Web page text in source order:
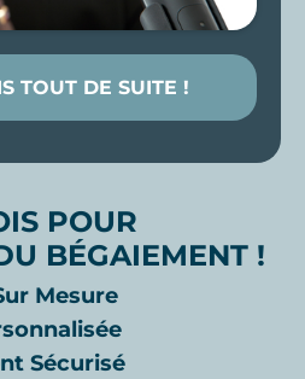
TOUT DE SUITE !
POUR
BÉGAIEMENT !
Mesure
Sécurisé